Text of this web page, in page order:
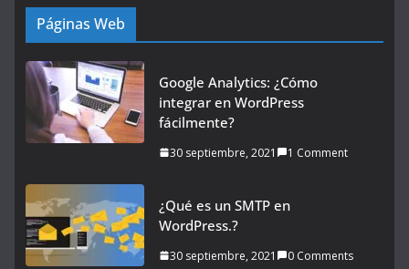
Páginas Web
Google Analytics: ¿Cómo
integrar en WordPress
fácilmente?
30 septiembre, 2021 1 Comment
¿Qué es un SMTP en
WordPress.?
30 septiembre, 2021 0 Comments